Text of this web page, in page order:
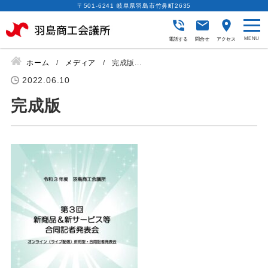
〒501-6241 岐阜県羽島市竹鼻町2635
電話する 問合せ アクセス
ホーム メディア 完成版...
2022.06.10
完成版